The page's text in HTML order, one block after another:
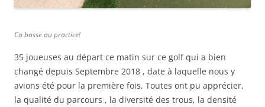
Ca bosse au practice!
35 joueuses au départ ce matin sur ce golf qui a bien
changé depuis Septembre 2018 , date à laquelle nous y
avions été pour la première fois. Toutes ont pu apprécier,
la qualité du parcours , la diversité des trous, la densité